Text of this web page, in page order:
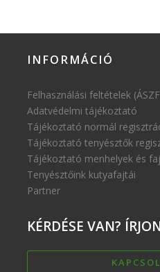
INFORMÁCIÓ
Felhasználási feltételek
Adatvédelmi tájékoztató
Tájékoztató normál
Tájékoztató tenyésztők
Tájékoztató menhelyek és
Tenyésztőink kutyafajtái
Partner
KÉRDÉSE VAN?